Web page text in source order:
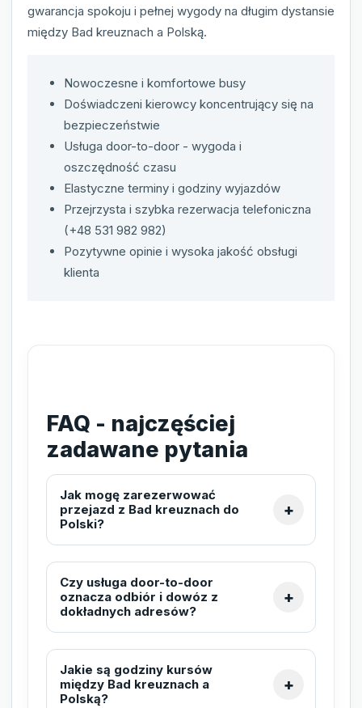
gwarancja spokoju i pełnej wygody na długim dystansie
między Bad kreuznach a Polską.
Nowoczesne i komfortowe busy
Doświadczeni kierowcy koncentrujący się na
bezpieczeństwie
Usługa door-to-door - wygoda i
oszczędność czasu
Elastyczne terminy i godziny wyjazdów
Przejrzysta i szybka rezerwacja telefoniczna
(+48 531 982 982)
Pozytywne opinie i wysoka jakość obsługi
klienta
FAQ - najczęściej
zadawane pytania
Jak mogę zarezerwować
przejazd z Bad kreuznach do
Polski?
Czy usługa door-to-door
oznacza odbiór i dowóz z
dokładnych adresów?
Jakie są godziny kursów
między Bad kreuznach a
Polską?